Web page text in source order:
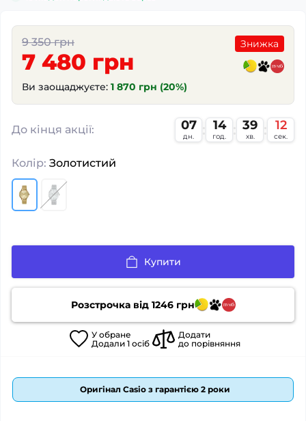
9 350 грн
7 480 грн
Ви заощаджуєте: 1 870 грн (20%)
Знижка
До кінця акції: 07
дн.
14
год.
39
хв.
12
сек.
Колір: Золотистий
Купити
Розстрочка від 1246грн
У обране
Додали 1 осіб
Додати
до порівняння
Оригінал Casio з гарантією 2 роки